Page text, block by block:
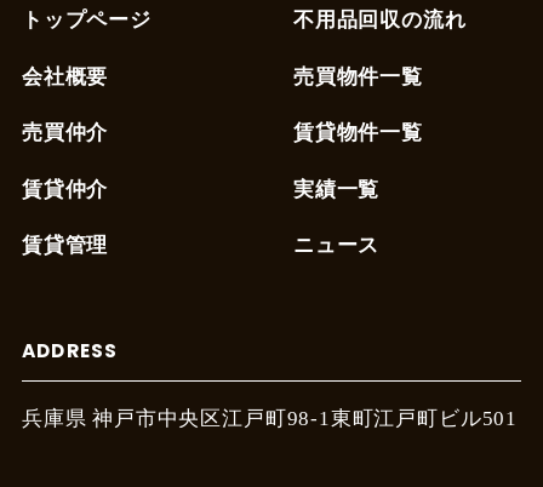
トップページ
会社概要
売買仲介
賃貸仲介
賃貸管理
不用品回収の流れ
売買物件一覧
賃貸物件一覧
実績一覧
ニュース
ADDRESS
兵庫県 神戸市中央区江戸町 98-1東町江戸町ビル501